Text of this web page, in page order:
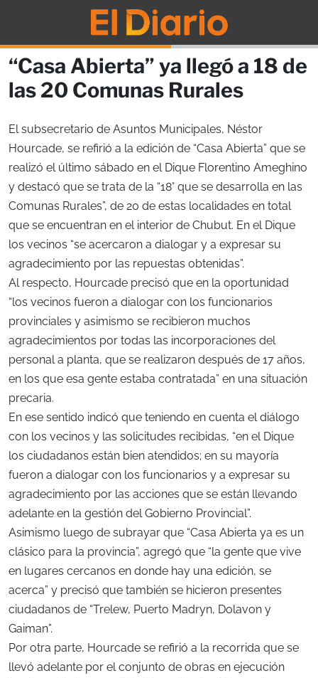
“Casa Abierta” ya llegó a 18 de
las 20 Comunas Rurales
El subsecretario de Asuntos Municipales, Néstor
Hourcade, se refirió a la edición de “Casa Abierta” que se
realizó el último sábado en el Dique Florentino Ameghino
y destacó que se trata de la “18° que se desarrolla en las
Comunas Rurales”, de 20 de estas localidades en total
que se encuentran en el interior de Chubut. En el Dique
los vecinos “se acercaron a dialogar y a expresar su
agradecimiento por las repuestas obtenidas”.
Al respecto, Hourcade precisó que en la oportunidad
“los vecinos fueron a dialogar con los funcionarios
provinciales y asimismo se recibieron muchos
agradecimientos por todas las incorporaciones del
personal a planta, que se realizaron después de 17 años,
en los que esa gente estaba contratada” en una situación
precaria.
En ese sentido indicó que teniendo en cuenta el diálogo
con los vecinos y las solicitudes recibidas, “en el Dique
los ciudadanos están bien atendidos; en su mayoría
fueron a dialogar con los funcionarios y a expresar su
agradecimiento por las acciones que se están llevando
adelante en la gestión del Gobierno Provincial”.
Asimismo luego de subrayar que “Casa Abierta ya es un
clásico para la provincia”, agregó que “la gente que vive
en lugares cercanos en donde hay una edición, se
acerca” y precisó que también se hicieron presentes
ciudadanos de “Trelew, Puerto Madryn, Dolavon y
Gaiman”.
Por otra parte, Hourcade se refirió a la recorrida que se
llevó adelante por el conjunto de obras en ejecución